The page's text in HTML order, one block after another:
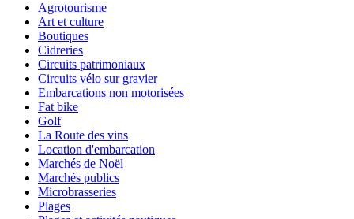
Agrotourisme
Art et culture
Boutiques
Cidreries
Circuits patrimoniaux
Circuits vélo sur gravier
Embarcations non motorisées
Fat bike
Golf
La Route des vins
Location d'embarcation
Marchés de Noël
Marchés publics
Microbrasseries
Plages